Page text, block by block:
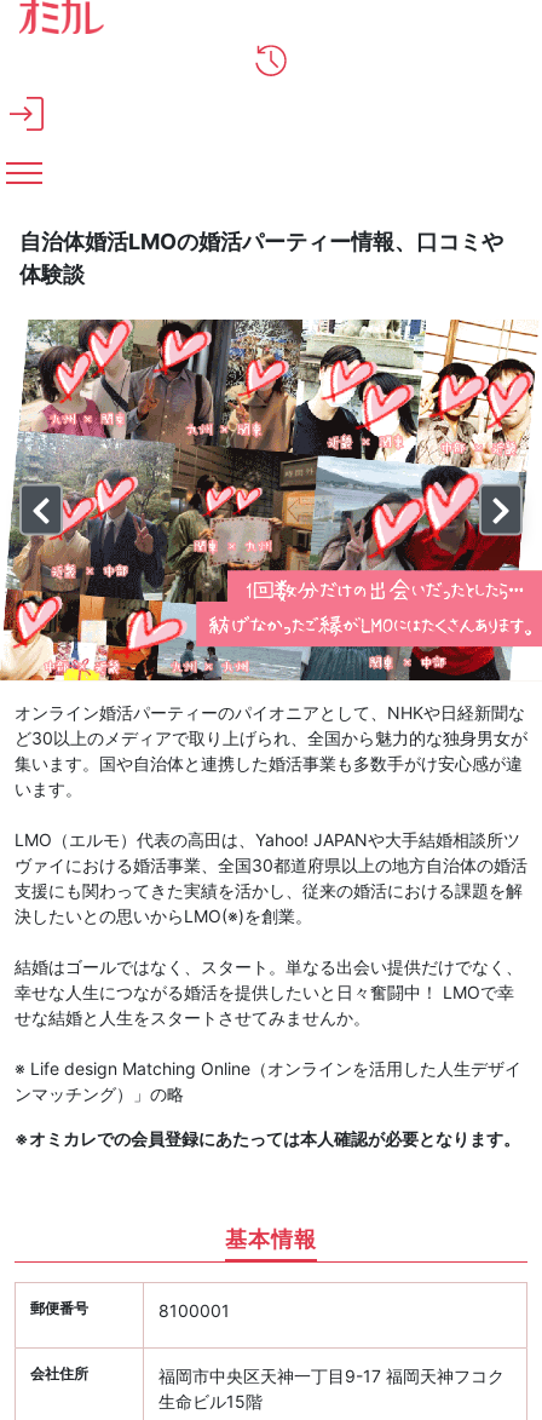
メインコンテンツへスキップ
自治体婚活LMOの婚活パーティー情報、口コミや
体験談
オンライン婚活パーティーのパイオニアとして、NHKや日経新聞な
ど30以上のメディアで取り上げられ、全国から魅力的な独身男女が
集います。国や自治体と連携した婚活事業も多数手がけ安心感が違
います。
LMO（エルモ）代表の高田は、Yahoo! JAPANや大手結婚相談所ツ
ヴァイにおける婚活事業、全国30都道府県以上の地方自治体の婚活
支援にも関わってきた実績を活かし、従来の婚活における課題を解
決したいとの思いからLMO(※)を創業。
結婚はゴールではなく、スタート。単なる出会い提供だけでなく、
幸せな人生につながる婚活を提供したいと日々奮闘中！ LMOで幸
せな結婚と人生をスタートさせてみませんか。
※ Life design Matching Online（オンラインを活用した人生デザイ
ンマッチング）」の略
※オミカレでの会員登録にあたっては本人確認が必要となります。
基本情報
郵便番号 8100001
会社住所
福岡市中央区天神一丁目9-17 福岡天神フコク
生命ビル15階